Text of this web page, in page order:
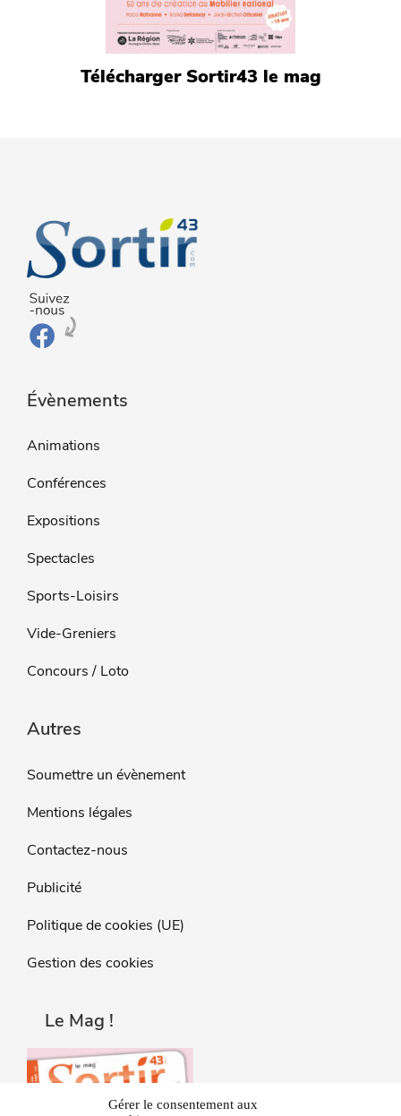
Gérer le consentement aux
Télécharger Sortir43 le mag
Évènements
Animations
Conférences
Expositions
Spectacles
Sports-Loisirs
Vide-Greniers
Concours / Loto
Autres
Soumettre un évènement
Mentions légales
Contactez-nous
Publicité
Politique de cookies (UE)
Gestion des cookies
Le Mag !